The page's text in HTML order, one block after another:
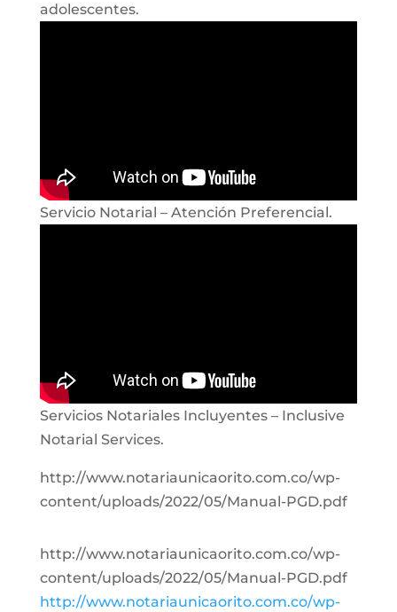
adolescentes.
Servicio Notarial – Atención Preferencial.
Servicios Notariales Incluyentes – Inclusive
Notarial Services.
http://www.notariaunicaorito.com.co/wp-
content/uploads/2022/05/Manual-PGD.pdf
http://www.notariaunicaorito.com.co/wp-
content/uploads/2022/05/Manual-PGD.pdf
http://www.notariaunicaorito.com.co/wp-